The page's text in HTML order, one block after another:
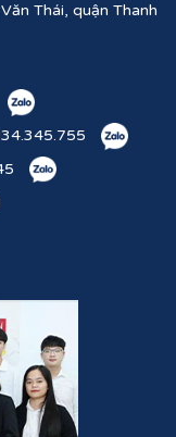
Thái, quận Thanh